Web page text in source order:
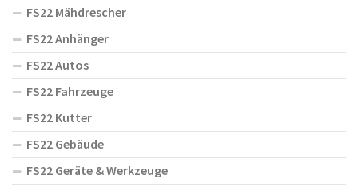
FS22 Mähdrescher
FS22 Anhänger
FS22 Autos
FS22 Fahrzeuge
FS22 Kutter
FS22 Gebäude
FS22 Geräte & Werkzeuge